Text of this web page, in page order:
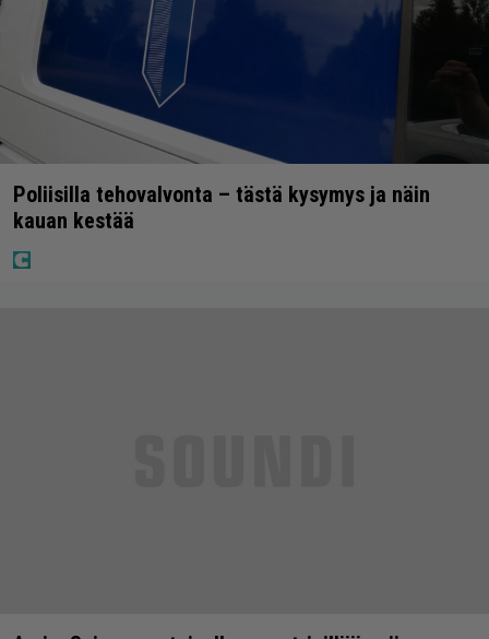
Poliisilla tehovalvonta – tästä kysymys ja näin
kauan kestää